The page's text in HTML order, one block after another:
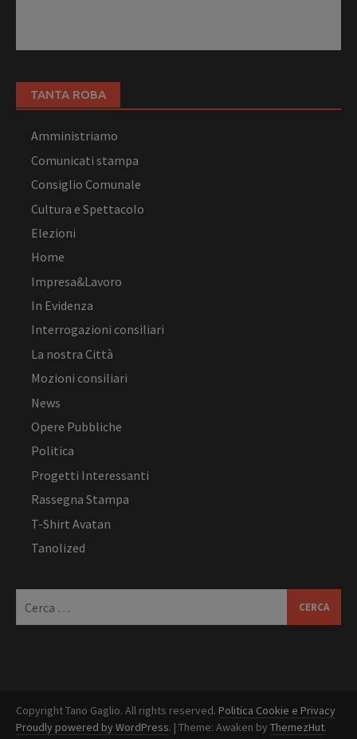
TANTA ROBA
Amministriamo
Comunicati stampa
Consiglio Comunale
Cultura e Spettacolo
Elezioni
Home
Impresa&Lavoro
In Evidenza
Interrogazioni consiliari
La nostra Città
Mozioni consiliari
News
Opere Pubbliche
Politica
Progetti Interessanti
Rassegna Stampa
T-Shirt Avatan
Tanolized
per:
Copyright Tano Gaglio. All rights reserved. Politica Cookie e Privacy
Proudly powered by WordPress. | Theme: Awaken by ThemezHut.